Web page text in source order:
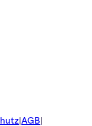
|AGB|